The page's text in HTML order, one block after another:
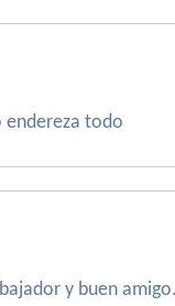
endereza todo
y buen